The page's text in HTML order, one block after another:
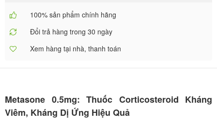
100% sản phẩm chính hãng
Đổi trả hàng trong 30 ngày
Xem hàng tại nhà, thanh toán
Metasone 0.5mg: Thuốc Corticosteroid Kháng
Viêm, Kháng Dị Ứng Hiệu Quả